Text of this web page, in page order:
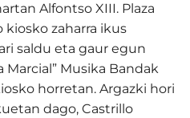
Alfontso XIII. Plaza
zaharra ikus
saldu eta gaur egun
Marcial” Musika Bandak
horretan. Argazki hori
dago, Castrillo